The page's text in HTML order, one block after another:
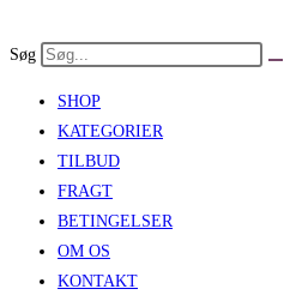
to
Søg
SHOP
KATEGORIER
TILBUD
FRAGT
BETINGELSER
OM OS
KONTAKT